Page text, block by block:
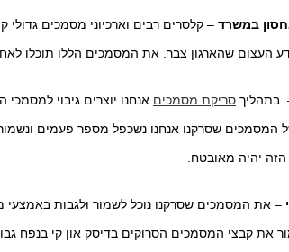
במשרד – קלסרים רבים וארכיוני מסמכים
העצום שהארגון צבר. את המסמכים הללו תוכלו
בתהליך סריקת מסמכים אנחנו יוצרים גיבוי
של המסמכים שסרקנו אנחנו נשכפל מספר פעמים
יהיה מאובטח.
– את המסמכים שסרקנו נוכל לשמור ולגבות